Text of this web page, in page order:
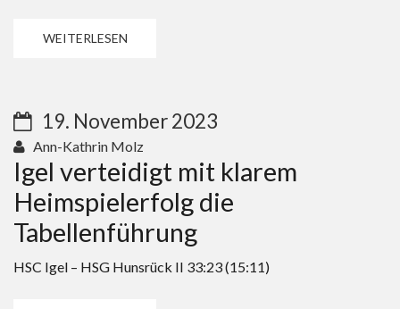
WEITERLESEN
19. November 2023
Ann-Kathrin Molz
Igel verteidigt mit klarem
Heimspielerfolg die
Tabellenführung
HSC Igel – HSG Hunsrück II 33:23 (15:11)